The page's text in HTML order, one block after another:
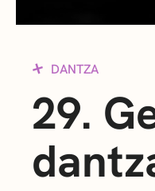
DANTZA
29.